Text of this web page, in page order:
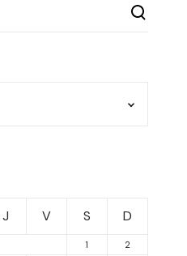
J V S D
1
2